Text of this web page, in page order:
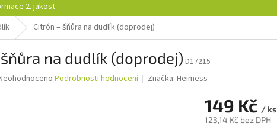
2. jakost
Citrón – šňůra na dudlík (doprodej)
na dudlík (doprodej)D17215
Podrobnosti hodnocení Značka:Heimess
149 Kč / ks
123,14 Kč bez DPH